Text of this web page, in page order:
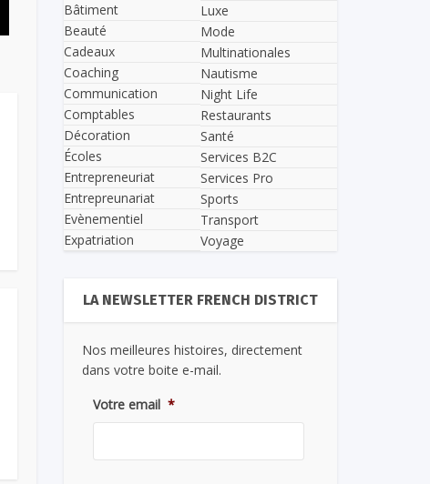
Bâtiment
Beauté
Cadeaux
Coaching
Communication
Comptables
Décoration
Écoles
Entrepreneuriat
Entrepreunariat
Evènementiel
Expatriation
Luxe
Mode
Multinationales
Nautisme
Night Life
Restaurants
Santé
Services B2C
Services Pro
Sports
Transport
Voyage
LA NEWSLETTER FRENCH DISTRICT
Nos meilleures histoires, directement
dans votre boite e-mail.
Votre email *